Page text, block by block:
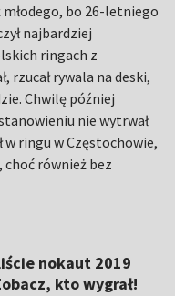
bo 26-letniego
najbardziej
ringach z
rzucał rywala na deski,
Chwilę później
nie wytrwał
w ringu w Częstochowie,
choć również bez
nokaut 2019
kto wygrał!